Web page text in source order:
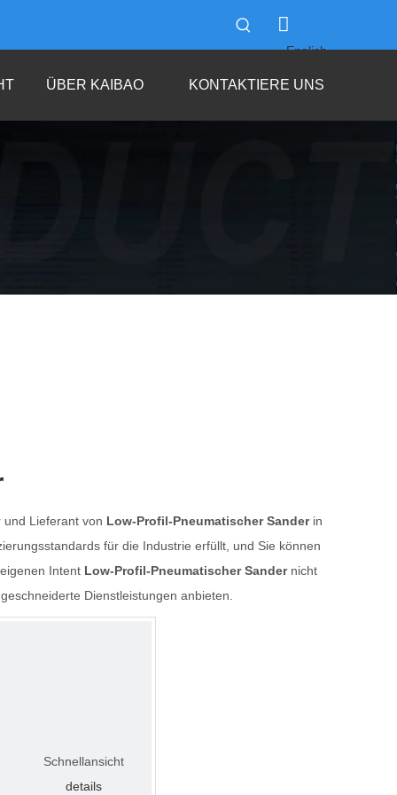
English
العربية ÜBER KAIBAO KONTAKTIERE UNS
Lieferant von Low-Profil-Pneumatischer Sanderin
für die Industrie erfüllt, und Sie können
Intent Low-Profil-Pneumatischer Sandernicht
Dienstleistungen anbieten.
Schnellansicht
details